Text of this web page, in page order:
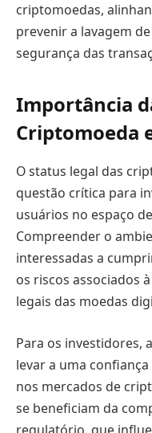
criptomoedas,
prevenir a lavagem
segurança das
Importância
Criptomoeda
O status legal das
questão crítica para
usuários no espaço de
Compreender o
interessadas a
os riscos associados
legais das moedas
Para os investidores,
levar a uma
nos mercados de
se beneficiam da